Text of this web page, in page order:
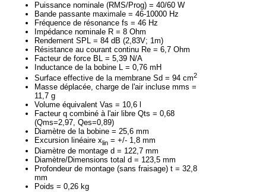
Puissance nominale (RMS/Prog) = 40/60 W
Bande passante maximale = 46-10000 Hz
Fréquence de résonance fs = 46 Hz
Impédance nominale R = 8 Ohm
Rendement SPL = 84 dB (2,83V; 1m)
Résistance au courant continu Re = 6,7 Ohm
Facteur de force BL = 5,39 N/A
Inductance de la bobine L = 0,76 mH
Surface effective de la membrane Sd = 94 cm2
Masse déplacée, charge de l'air incluse mms =
11,7 g
Volume équivalent Vas = 10,6 l
Facteur q combiné à l'air libre Qts = 0,68
(Qms=2,97, Qes=0,89)
Diamètre de la bobine = 25,6 mm
Excursion linéaire xlin = +/- 1,8 mm
Diamètre de montage d = 122,7 mm
Diamètre/Dimensions total d = 123,5 mm
Profondeur de montage (sans fraisage) t = 32,8
mm
Poids = 0,26 kg